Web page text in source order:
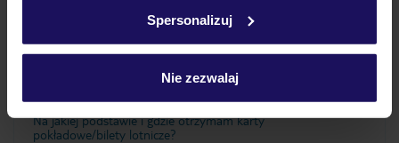
Spersonalizuj
Nie zezwalaj
Często zadawane pytania
Jak zmienić uczestników/osobę zgłaszającą?
Czy w Hotelu będzie przedstawiciel TUI?
Na jakiej podstawie i gdzie otrzymam karty
pokładowe/bilety lotnicze?